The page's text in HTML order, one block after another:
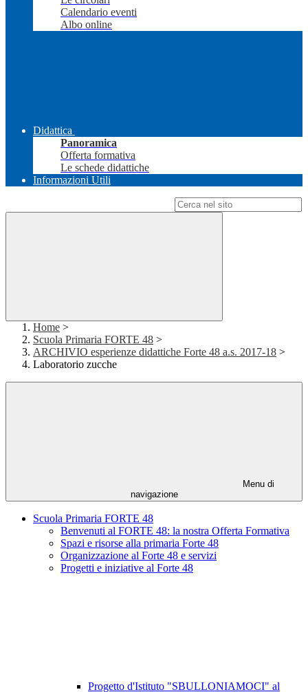
Calendario eventi
Albo online
Didattica
Panoramica
Offerta formativa
Le schede didattiche
Informazioni Utili
Home >
Scuola Primaria FORTE 48 >
ARCHIVIO esperienze didattiche Forte 48 a.s. 2017-18 >
Laboratorio zucche
Menu di
navigazione
Scuola Primaria FORTE 48
Benvenuti al FORTE 48: la nostra Offerta Formativa
Spazi e risorse alla primaria Forte 48
Organizzazione al Forte 48 e servizi
Progetti e iniziative al Forte 48
Progetto d'Istituto "SBULLONIAMOCI" al